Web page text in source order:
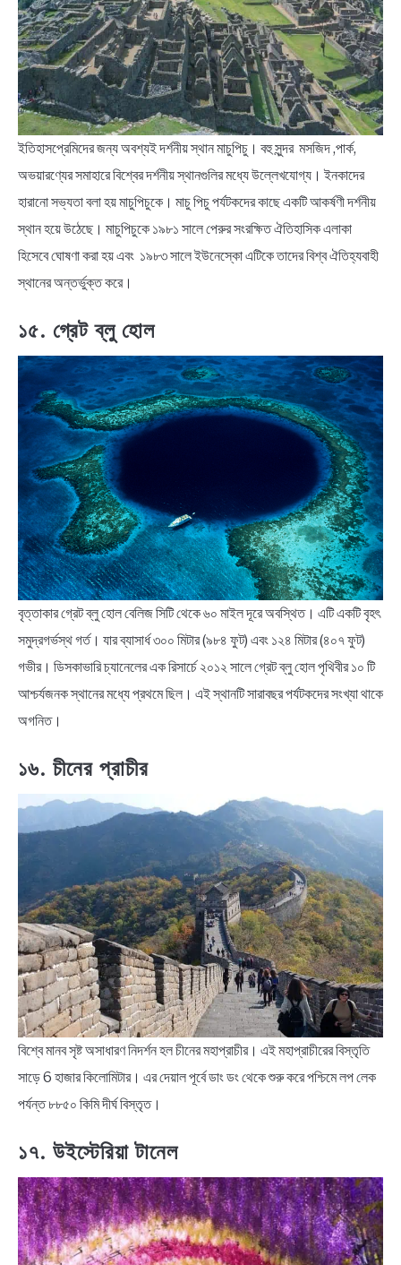
ইতিহাসপ্রেমিদের জন্য অবশ্যই দর্শনীয় স্থান মাচুপিচু। বহু সুন্দর মসজিদ ,পার্ক,
অভয়ারণ্যের সমাহারে বিশ্বের দর্শনীয় স্থানগুলির মধ্যে উল্লেখযোগ্য। ইনকাদের
হারানো সভ্যতা বলা হয় মাচুপিচুকে। মাচু পিচু পর্যটকদের কাছে একটি আকর্ষণী দর্শনীয়
স্থান হয়ে উঠেছে। মাচুপিচুকে ১৯৮১ সালে পেরুর সংরক্ষিত ঐতিহাসিক এলাকা
হিসেবে ঘোষণা করা হয় এবং ১৯৮৩ সালে ইউনেস্কো এটিকে তাদের বিশ্ব ঐতিহ্যবাহী
স্থানের অন্তর্ভুক্ত করে।
১৫. গ্রেট ব্লু হোল
বৃত্তাকার গ্রেট ব্লু হোল বেলিজ সিটি থেকে ৬০ মাইল দূরে অবস্থিত। এটি একটি বৃহৎ
সমুদ্রগর্ভস্থ গর্ত। যার ব্যাসার্ধ ৩০০ মিটার (৯৮৪ ফুট) এবং ১২৪ মিটার (৪০৭ ফুট)
গভীর। ডিসকাভারি চ্যানেলের এক রিসার্চে ২০১২ সালে গ্রেট ব্লু হোল পৃথিবীর ১০ টি
আশ্চর্যজনক স্থানের মধ্যে প্রথমে ছিল। এই স্থানটি সারাবছর পর্যটকদের সংখ্যা থাকে
অগনিত।
১৬. চীনের প্রাচীর
বিশ্বে মানব সৃষ্ট অসাধারণ নিদর্শন হল চীনের মহাপ্রাচীর। এই মহাপ্রাচীরের বিস্তৃতি
সাড়ে 6 হাজার কিলোমিটার। এর দেয়াল পূর্বে ডাং ডং থেকে শুরু করে পশ্চিমে লপ লেক
পর্যন্ত ৮৮৫০ কিমি দীর্ঘ বিস্তৃত।
১৭. উইস্টেরিয়া টানেল